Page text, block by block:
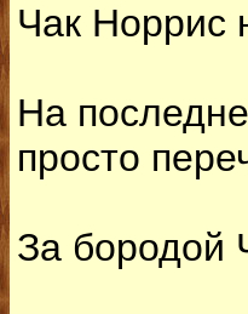
Чак Норрис
На
просто
За бородой